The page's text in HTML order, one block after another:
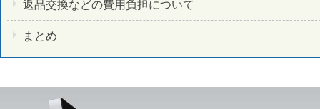
返品交換などの費用負担について
まとめ